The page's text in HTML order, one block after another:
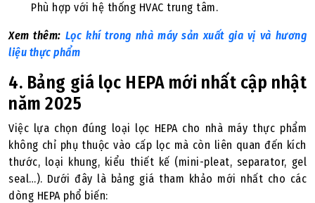
Phù hợp với hệ thống HVAC trung tâm.
Xem thêm: Lọc khí trong nhà máy sản xuất gia vị và hương
liệu thực phẩm
4. Bảng giá lọc HEPA mới nhất cập nhật
năm 2025
Việc lựa chọn đúng loại lọc HEPA cho nhà máy thực phẩm
không chỉ phụ thuộc vào cấp lọc mà còn liên quan đến kích
thước, loại khung, kiểu thiết kế (mini-pleat, separator, gel
seal…). Dưới đây là bảng giá tham khảo mới nhất cho các
dòng HEPA phổ biến: